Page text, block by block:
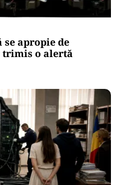
se apropie de
o alertă